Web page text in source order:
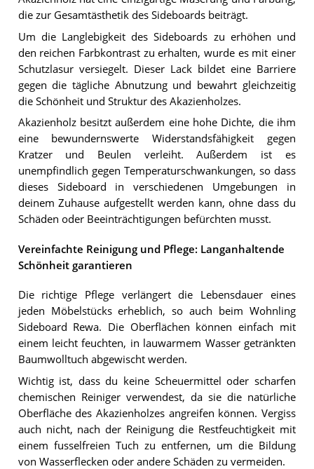
die zur Gesamtästhetik des Sideboards beiträgt.
Um die Langlebigkeit des Sideboards zu erhöhen und
den reichen Farbkontrast zu erhalten, wurde es mit einer
Schutzlasur versiegelt. Dieser Lack bildet eine Barriere
gegen die tägliche Abnutzung und bewahrt gleichzeitig
die Schönheit und Struktur des Akazienholzes.
Akazienholz besitzt außerdem eine hohe Dichte, die ihm
eine bewundernswerte Widerstandsfähigkeit gegen
Kratzer und Beulen verleiht. Außerdem ist es
unempfindlich gegen Temperaturschwankungen, so dass
dieses Sideboard in verschiedenen Umgebungen in
deinem Zuhause aufgestellt werden kann, ohne dass du
Schäden oder Beeinträchtigungen befürchten musst.
Vereinfachte Reinigung und Pflege: Langanhaltende
Schönheit garantieren
Die richtige Pflege verlängert die Lebensdauer eines
jeden Möbelstücks erheblich, so auch beim Wohnling
Sideboard Rewa. Die Oberflächen können einfach mit
einem leicht feuchten, in lauwarmem Wasser getränkten
Baumwolltuch abgewischt werden.
Wichtig ist, dass du keine Scheuermittel oder scharfen
chemischen Reiniger verwendest, da sie die natürliche
Oberfläche des Akazienholzes angreifen können. Vergiss
auch nicht, nach der Reinigung die Restfeuchtigkeit mit
einem fusselfreien Tuch zu entfernen, um die Bildung
von Wasserflecken oder andere Schäden zu vermeiden.